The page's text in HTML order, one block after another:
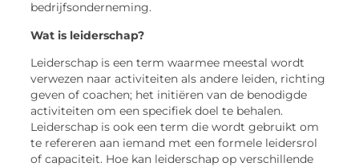
bedrijfsonderneming.
Wat is leiderschap?
Leiderschap is een term waarmee meestal wordt
verwezen naar activiteiten als andere leiden, richting
geven of coachen; het initiëren van de benodigde
activiteiten om een specifiek doel te behalen.
Leiderschap is ook een term die wordt gebruikt om
te refereren aan iemand met een formele leidersrol
of capaciteit. Hoe kan leiderschap op verschillende